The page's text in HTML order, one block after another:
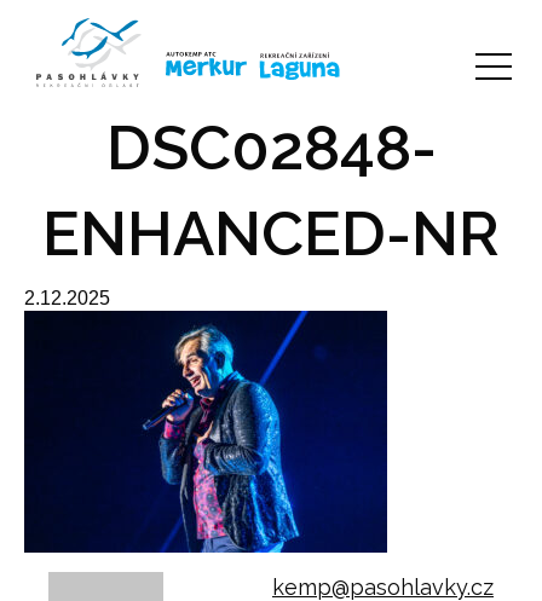
DSC02848-
ENHANCED-NR
2.12.2025
kemp@pasohlavky.cz